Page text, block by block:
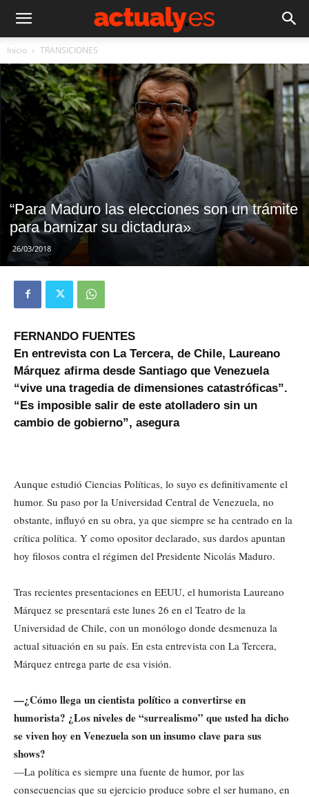
Inicio TRANSICIONES
“Para Maduro las elecciones son un trámite
para barnizar su dictadura»
26/03/2018
FERNANDO FUENTES
En entrevista con La Tercera, de Chile, Laureano
Márquez afirma desde Santiago que Venezuela
“vive una tragedia de dimensiones catastróficas”.
“Es imposible salir de este atolladero sin un
cambio de gobierno”, asegura
Aunque estudió Ciencias Políticas, lo suyo es definitivamente el
humor. Su paso por la Universidad Central de Venezuela, no
obstante, influyó en su obra, ya que siempre se ha centrado en la
crítica política. Y como opositor declarado, sus dardos apuntan
hoy filosos contra el régimen del Presidente Nicolás Maduro.
Tras recientes presentaciones en EEUU, el humorista Laureano
Márquez se presentará este lunes 26 en el Teatro de la
Universidad de Chile, con un monólogo donde desmenuza la
actual situación en su país. En esta entrevista con La Tercera,
Márquez entrega parte de esa visión.
—¿Cómo llega un cientista político a convertirse en
humorista? ¿Los niveles de “surrealismo” que usted ha dicho
se viven hoy en Venezuela son un insumo clave para sus
shows?
—La política es siempre una fuente de humor, por las
consecuencias que su ejercicio produce sobre el ser humano, en